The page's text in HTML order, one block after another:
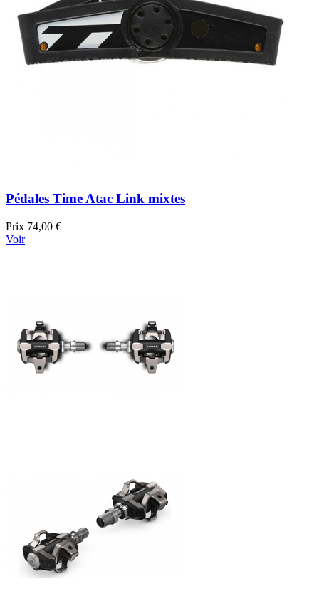
Pédales Time Atac Link mixtes
Prix 74,00 €
Voir